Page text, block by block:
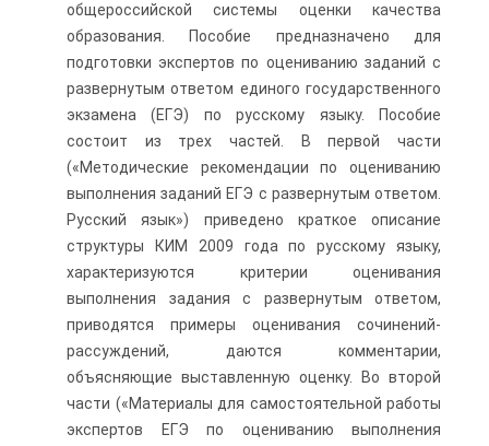
общероссийской системы оценки качества
образования. Пособие предназначено для
подготовки экспертов по оцениванию заданий с
развернутым ответом единого государственного
экзамена (ЕГЭ) по русскому языку. Пособие
состоит из трех частей. В первой части
(«Методические рекомендации по оцениванию
выполнения заданий ЕГЭ с развернутым ответом.
Русский язык») приведено краткое описание
структуры КИМ 2009 года по русскому языку,
характеризуются критерии оценивания
выполнения задания с развернутым ответом,
приводятся примеры оценивания сочинений-
рассуждений, даются комментарии,
объясняющие выставленную оценку. Во второй
части («Материалы для самостоятельной работы
экспертов ЕГЭ по оцениванию выполнения